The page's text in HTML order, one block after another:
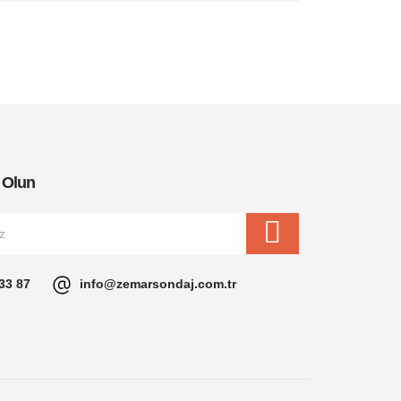
87 info@zemarsondaj.com.tr